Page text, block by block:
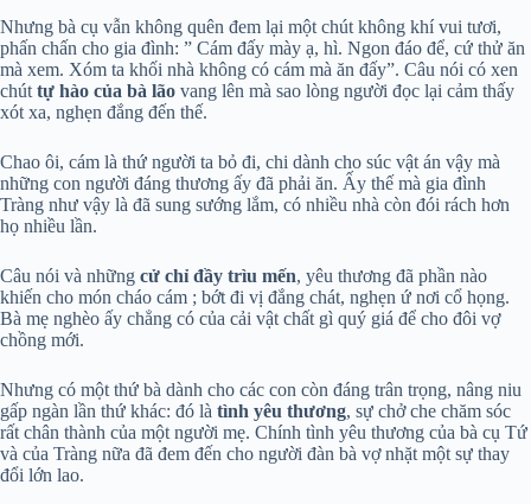
Nhưng bà cụ vẫn không quên đem lại một chút không khí vui tươi,
phấn chấn cho gia đình: ” Cám đấy mày ạ, hì. Ngon đáo để, cứ thử ăn
mà xem. Xóm ta khối nhà không có cám mà ăn đấy”. Câu nói có xen
chút tự hào của bà lão vang lên mà sao lòng người đọc lại cảm thấy
xót xa, nghẹn đắng đến thế.
Chao ôi, cám là thứ người ta bỏ đi, chi dành cho súc vật án vậy mà
những con người đáng thương ấy đã phải ăn. Ấy thế mà gia đình
Tràng như vậy là đã sung sướng lắm, có nhiều nhà còn đói rách hơn
họ nhiều lần.
Câu nói và những cử chỉ đầy trìu mến, yêu thương đã phần nào
khiến cho món cháo cám ; bớt đi vị đắng chát, nghẹn ứ nơi cổ họng.
Bà mẹ nghèo ấy chẳng có của cải vật chất gì quý giá để cho đôi vợ
chồng mới.
Nhưng có một thứ bà dành cho các con còn đáng trân trọng, nâng niu
gấp ngàn lần thứ khác: đó là tình yêu thương, sự chở che chăm sóc
rất chân thành của một người mẹ. Chính tình yêu thương của bà cụ Tứ
và của Tràng nữa đã đem đến cho người đàn bà vợ nhặt một sự thay
đổi lớn lao.